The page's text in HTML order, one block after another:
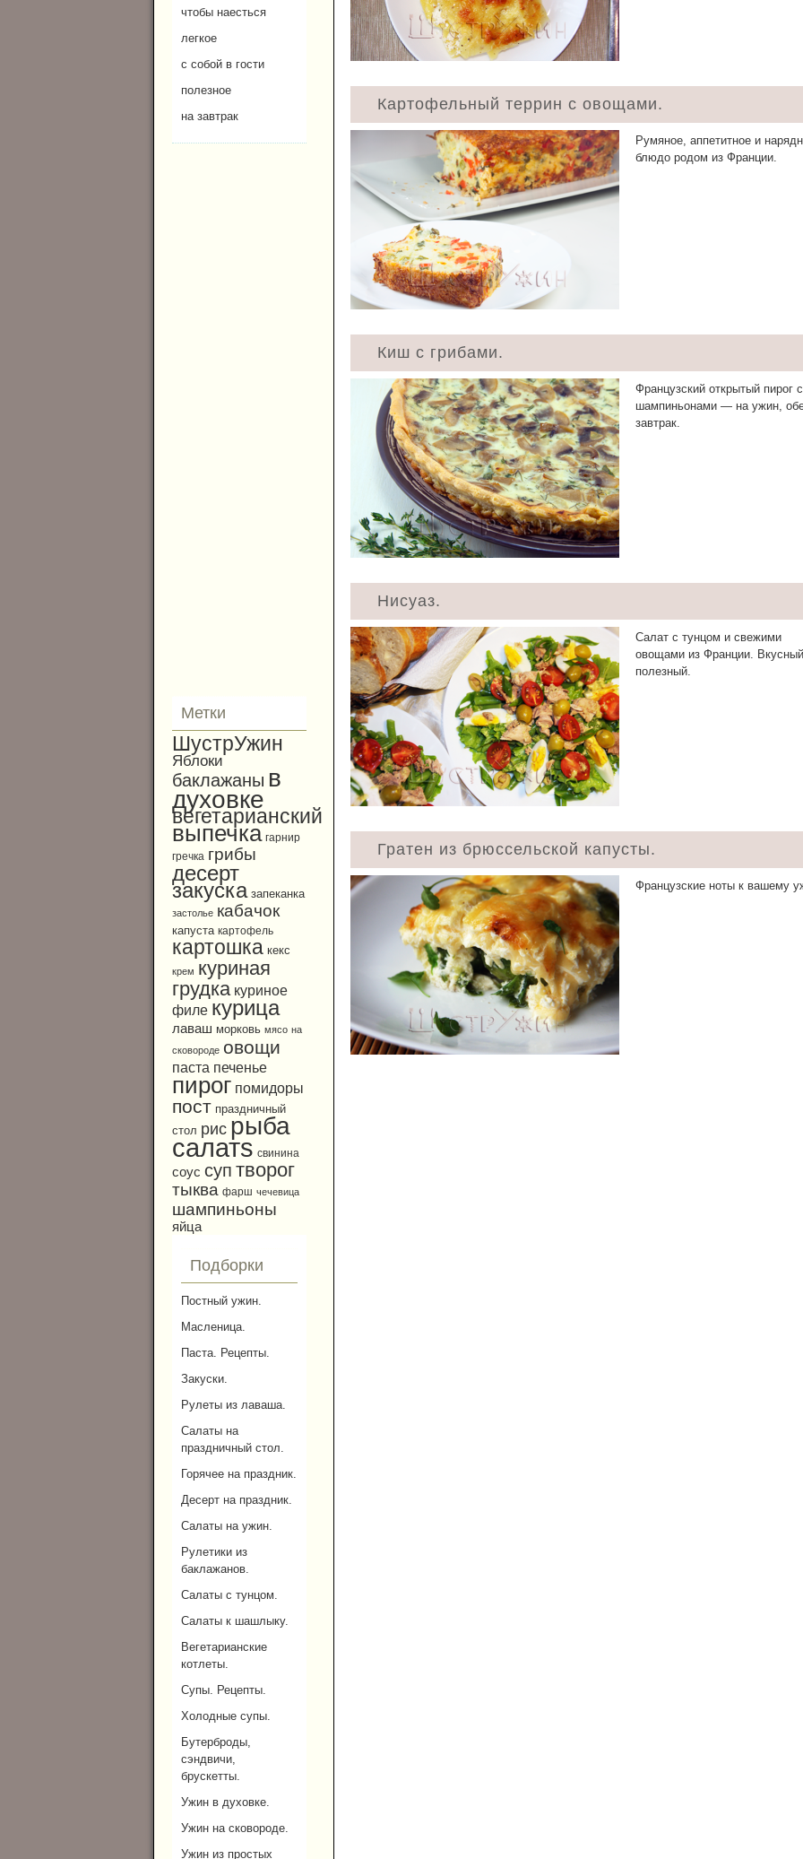
чтобы наесться
легкое
с собой в гости
полезное
на завтрак
Метки
ШустрУжин
Яблоки
баклажаны в
духовке
вегетарианский
выпечка гарнир
гречка грибы
десерт
закуска запеканка
застолье кабачок
капуста картофель
картошка кекс
крем куриная
грудка куриное
филе курица
лаваш морковь мясо на
сковороде овощи
паста печенье
пирог помидоры
пост праздничный
стол рис рыба
салатs свинина
соус суп творог
тыква фарш чечевица
шампиньоны
яйца
Подборки
Постный ужин.
Масленица.
Паста. Рецепты.
Закуски.
Рулеты из лаваша.
Салаты на
праздничный стол.
Горячее на праздник.
Десерт на праздник.
Салаты на ужин.
Рулетики из
баклажанов.
Салаты с тунцом.
Салаты к шашлыку.
Вегетарианские
котлеты.
Супы. Рецепты.
Холодные супы.
Бутерброды,
сэндвичи,
брускетты.
Ужин в духовке.
Ужин на сковороде.
Ужин из простых
Картофельный террин с овощами.
Румяное, аппетитное и
блюдо родом из Франции.
Киш с грибами.
Французский открытый пирог с
шампиньонами — на ужин,
завтрак.
Нисуаз.
Салат с тунцом и свежими
овощами из Франции.
полезный.
Гратен из брюссельской капусты.
Французские ноты к вашему